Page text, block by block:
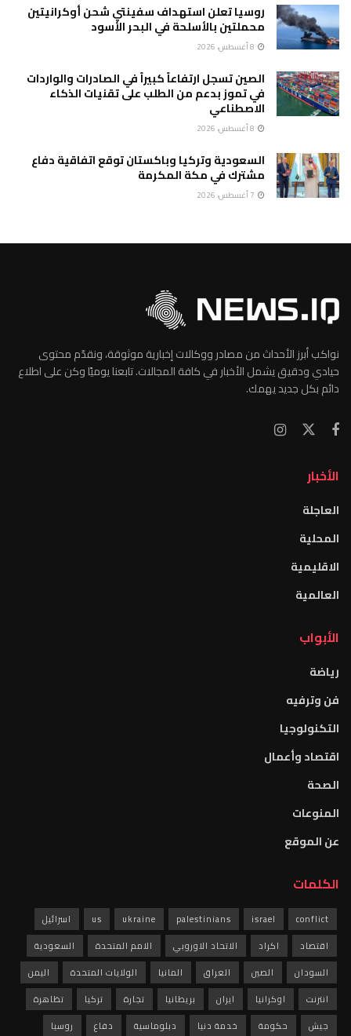
روسيا تعلن استهداف سفينتي شحن أوكرانيتين
محملتين بالأسلحة في البحر الأسود
الصين تسجل ارتفاعاً كبيراً في الصادرات والواردات
في تموز بدعم من الطلب على تقنيات الذكاء
الاصطناعي
السعودية وتركيا وباكستان توقع اتفاقية دفاع
مشترك في مكة المكرمة
نواكب أبرز الأحداث من مصادر ووكالات إخبارية موثوقة، ونقدّم محتوى
حيادي ودقيق يشمل الأخبار في كافة المجالات. تابعنا يوميًا وكن على اطلاع
دائم بكل جديد يهمك.
الأخبار
العاجلة
المحلية
الاقليمية
العالمية
الأبواب
رياضة
فن وترفيه
التكنولوجيا
اقتصاد وأعمال
الصحة
المنوعات
عن الموقع
الكلمات
conflict
israel
palestinians
ukraine
us
اسرائيل
اقتصاد
اكراد الاتحاد الاوروبي الامم المتحدة
السعودية
السودان
الصين العراق المانيا الولايات المتحدة
اليمن
انترنت
اوكرانيا ايران بريطانيا تجارة تركيا
تظاهرة
جيش
حكومة خدمة دنيا دبلوماسية دفاع روسيا